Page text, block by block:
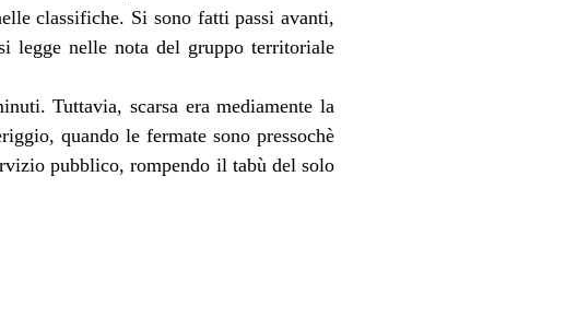
classifiche. Si sono fatti passi avanti,
legge nelle nota del gruppo territoriale
Tuttavia, scarsa era mediamente la
quando le fermate sono pressochè
pubblico, rompendo il tabù del solo